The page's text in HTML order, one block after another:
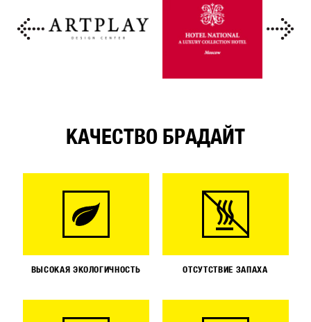
КАЧЕСТВО БРАДАЙТ
ВЫСОКАЯ ЭКОЛОГИЧНОСТЬ ОТСУТСТВИЕ ЗАПАХА